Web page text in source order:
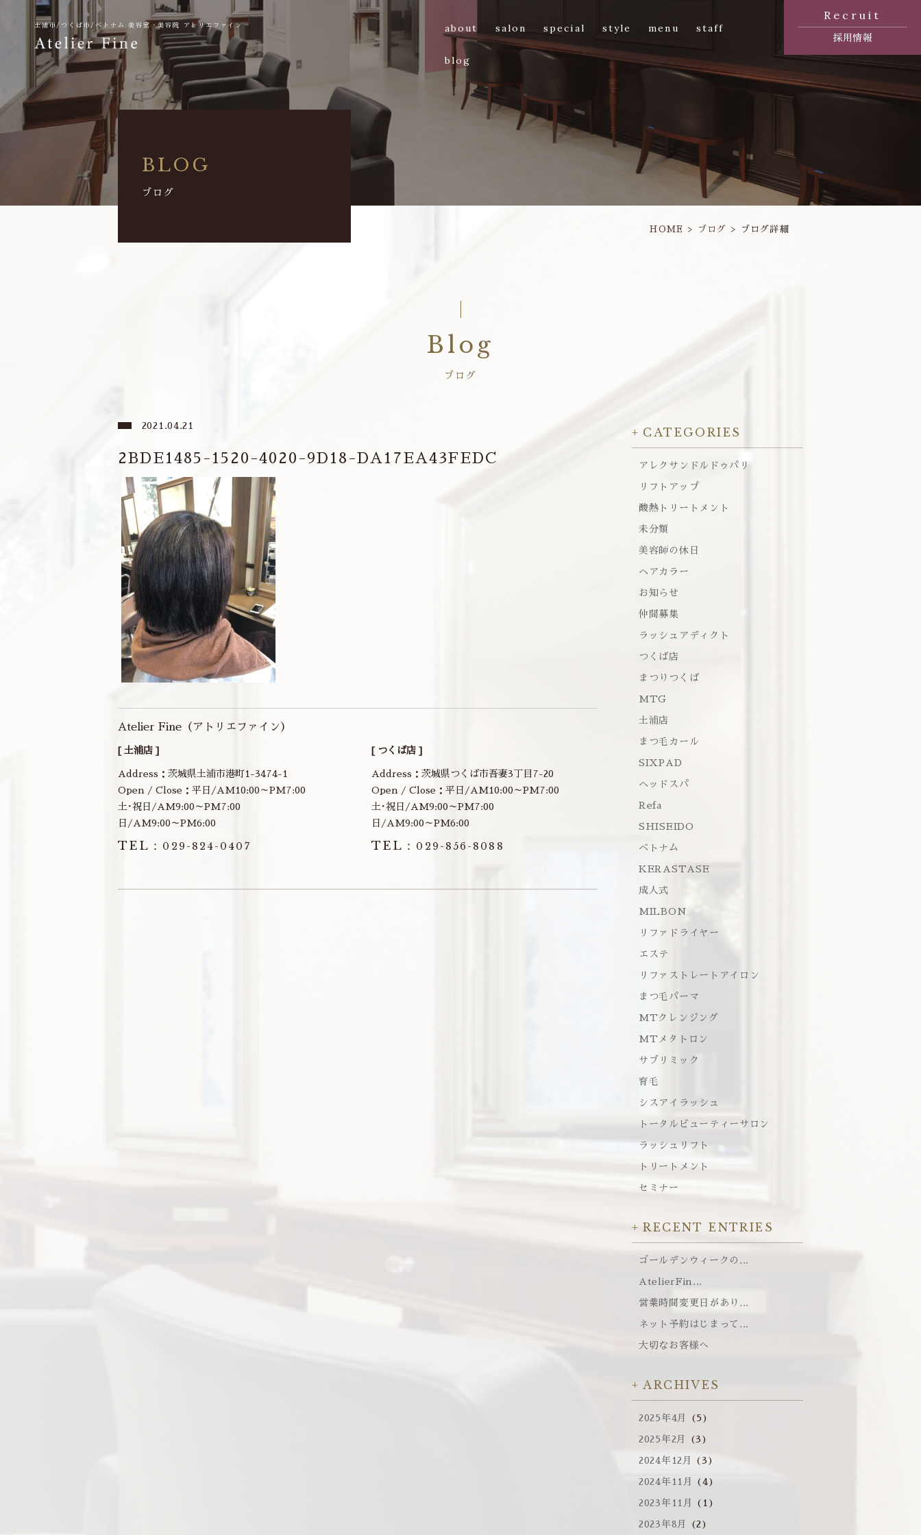
土浦市/つくば市/ベトナム美容室・美容院 アトリエファイン about salon special style menu staff
blog
Recruit
採用情報
BLOG
ブログ
HOME ブログ ブログ詳細
Blog
ブログ
2021.04.21
2BDE1485-1520-4020-9D18-DA17EA43FEDC
Atelier Fine（アトリエファイン）
[ 土浦店 ]
Address：茨城県土浦市港町1-3474-1
Open / Close：平日/AM10:00～PM7:00
土･祝日/AM9:00～PM7:00
日/AM9:00～PM6:00
TEL： 029-824-0407
[ つくば店 ]
Address：茨城県つくば市吾妻3丁目7-20
Open / Close：平日/AM10:00～PM7:00
土･祝日/AM9:00～PM7:00
日/AM9:00～PM6:00
TEL： 029-856-8088
CATEGORIES
アレクサンドルドゥパリ
リフトアップ
酸熱トリートメント
未分類
美容師の休日
ヘアカラー
お知らせ
仲間募集
ラッシュアディクト
つくば店
まつりつくば
MTG
土浦店
まつ毛カール
SIXPAD
ヘッドスパ
Refa
SHISEIDO
ベトナム
KERASTASE
成人式
MILBON
リファドライヤー
エステ
リファストレートアイロン
まつ毛パーマ
MTクレンジング
MTメタトロン
サブリミック
育毛
シスアイラッシュ
トータルビューティーサロン
ラッシュリフト
トリートメント
セミナー
RECENT ENTRIES
ゴールデンウィークの...
AtelierFin...
営業時間変更日があり...
ネット予約はじまって...
大切なお客様へ
ARCHIVES
2025年4月 (5)
2025年2月 (3)
2024年12月 (3)
2024年11月 (4)
2023年11月 (1)
2023年8月 (2)